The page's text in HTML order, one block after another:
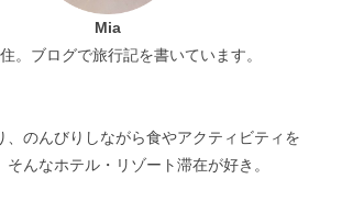
Mia
。ブログで旅行記を書いています。
、のんびりしながら食やアクティビティを
そんなホテル・リゾート滞在が好き。